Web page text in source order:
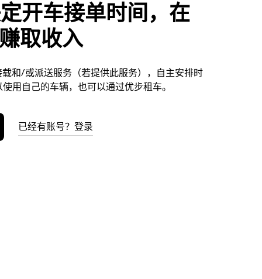
开车接单时间，在
取收入
和/或派送服务（若提供此服务），自主安排时
用自己的车辆，也可以通过优步租车。
已经有账号？登录